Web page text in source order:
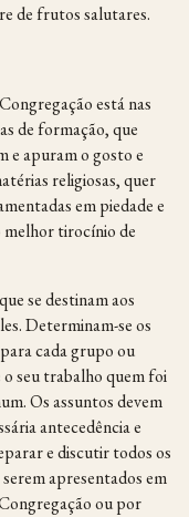
de frutos salutares.
está nas
de formação, que
e apuram o gosto e
religiosas, quer
em piedade e
melhor tirocínio de
se destinam aos
Determinam-se os
cada grupo ou
o seu trabalho quem foi
Os assuntos devem
antecedência e
e discutir todos os
apresentados em
ou por